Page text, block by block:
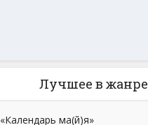
Лучшее в жанре
«Календарь ма(й)я»